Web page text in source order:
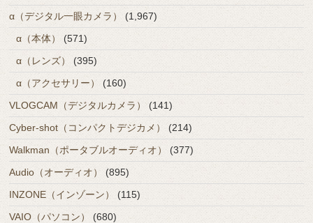
α（デジタル一眼カメラ）
(1,967)
α（本体）
(571)
α（レンズ）
(395)
α（アクセサリー）
(160)
VLOGCAM（デジタルカメラ）
(141)
Cyber-shot（コンパクトデジカメ）
(214)
Walkman（ポータブルオーディオ）
(377)
Audio（オーディオ）
(895)
INZONE（インゾーン）
(115)
VAIO（パソコン）
(680)